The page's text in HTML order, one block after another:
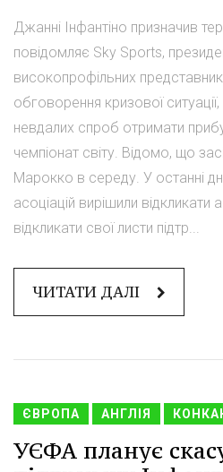
Джанні Інфантіно призначив
повідомляє Sky Sports,
високопрофільних
обговорення кризової
невдалих спроб отримати
чемпіонат світу. Відомо, що
Марокко в середу. У останні
асоціацій вирішили
відкликати свої листи підтр...
ЧИТАТИ ДАЛІ
ЄВРОПА АНГЛІЯ
УЄФА планує